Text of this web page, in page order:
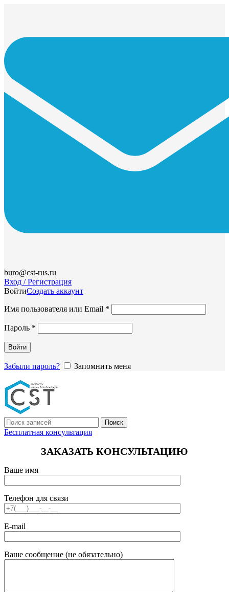
buro@cst-rus.ru
Вход / Регистрация
ВойтиСоздать аккаунт
Имя пользователя или Email *
Пароль *
Войти
Забыли пароль? Запомнить меня
Поиск
Бесплатная консультация
ЗАКАЗАТЬ КОНСУЛЬТАЦИЮ
Ваше имя
Телефон для связи
E-mail
Ваше сообщение (не обязательно)